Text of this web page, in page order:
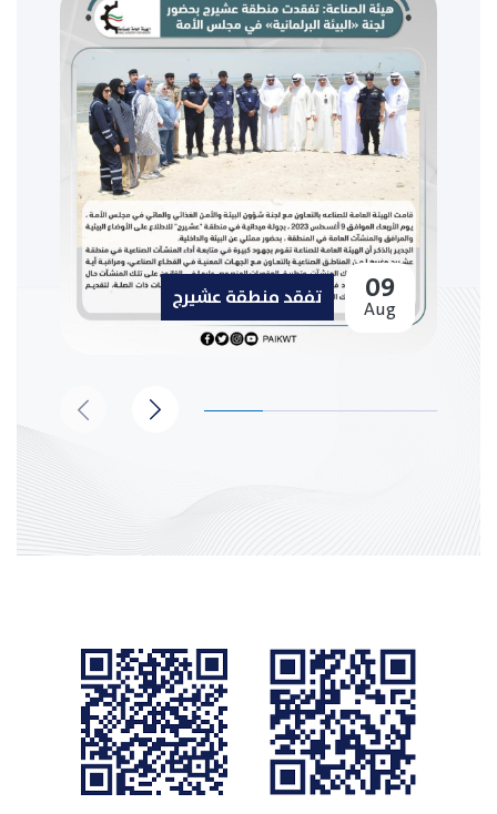
09
Aug تفقد منطقة عشيرج